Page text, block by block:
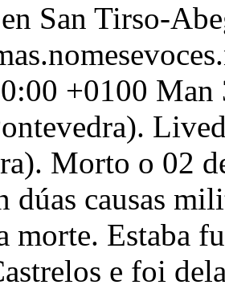
San Tirso-
+0100 Man
Morto o 02
dúas causas
morte. Estaba
e foi